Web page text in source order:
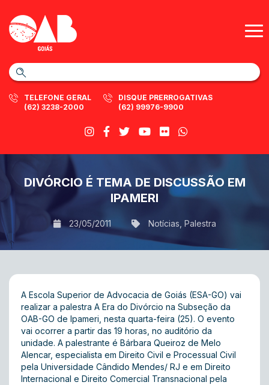
TELEFONE GERAL
(62) 3238-2000
DISQUE PRERROGATIVAS
(62) 99976-9900
DIVÓRCIO É TEMA DE DISCUSSÃO EM
IPAMERI
23/05/2011 Notícias Palestra
A Escola Superior de Advocacia de Goiás (ESA-GO) vai
realizar a palestra A Era do Divórcio na Subseção da
OAB-GO de Ipameri, nesta quarta-feira (25). O evento
vai ocorrer a partir das 19 horas, no auditório da
unidade. A palestrante é Bárbara Queiroz de Melo
Alencar, especialista em Direito Civil e Processual Civil
pela Universidade Cândido Mendes/ RJ e em Direito
Internacional e Direito Comercial Transnacional pela